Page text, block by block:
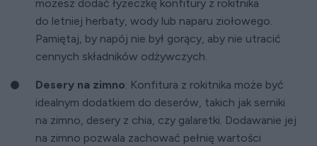
możesz dodać łyżeczkę konfitury z rokitnika
do letniej herbaty, wody lub naparu ziołowego.
Pamiętaj, by napój nie był gorący, aby nie utracić
cennych składników odżywczych.
Desery na zimno: Konfitura z rokitnika może być
idealnym dodatkiem do deserów, takich jak serniki
na zimno, desery z chia, czy galaretki. Dodawanie jej
na zimno pozwala zachować pełnię wartości